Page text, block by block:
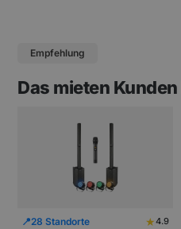
Empfehlung
Das mieten Kunden
📍28 Standorte ★4.9